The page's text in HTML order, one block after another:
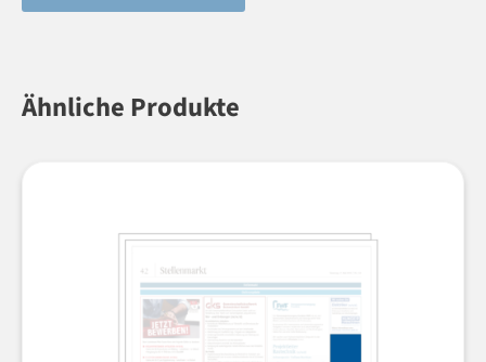
Ähnliche Produkte